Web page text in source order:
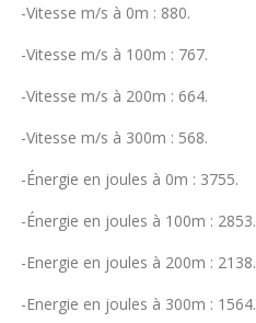
-Vitesse m/s à 0m : 880.
-Vitesse m/s à 100m : 767.
-Vitesse m/s à 200m : 664.
-Vitesse m/s à 300m : 568.
-Énergie en joules à 0m : 3755.
-Énergie en joules à 100m : 2853.
-Energie en joules à 200m : 2138.
-Energie en joules à 300m : 1564.